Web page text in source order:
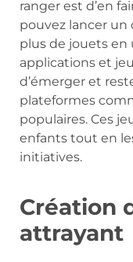
ranger est d’en
pouvez lancer un
plus de jouets en
applications et
d’émerger et
plateformes
populaires. Ces
enfants tout en
initiatives.
Création
attrayant